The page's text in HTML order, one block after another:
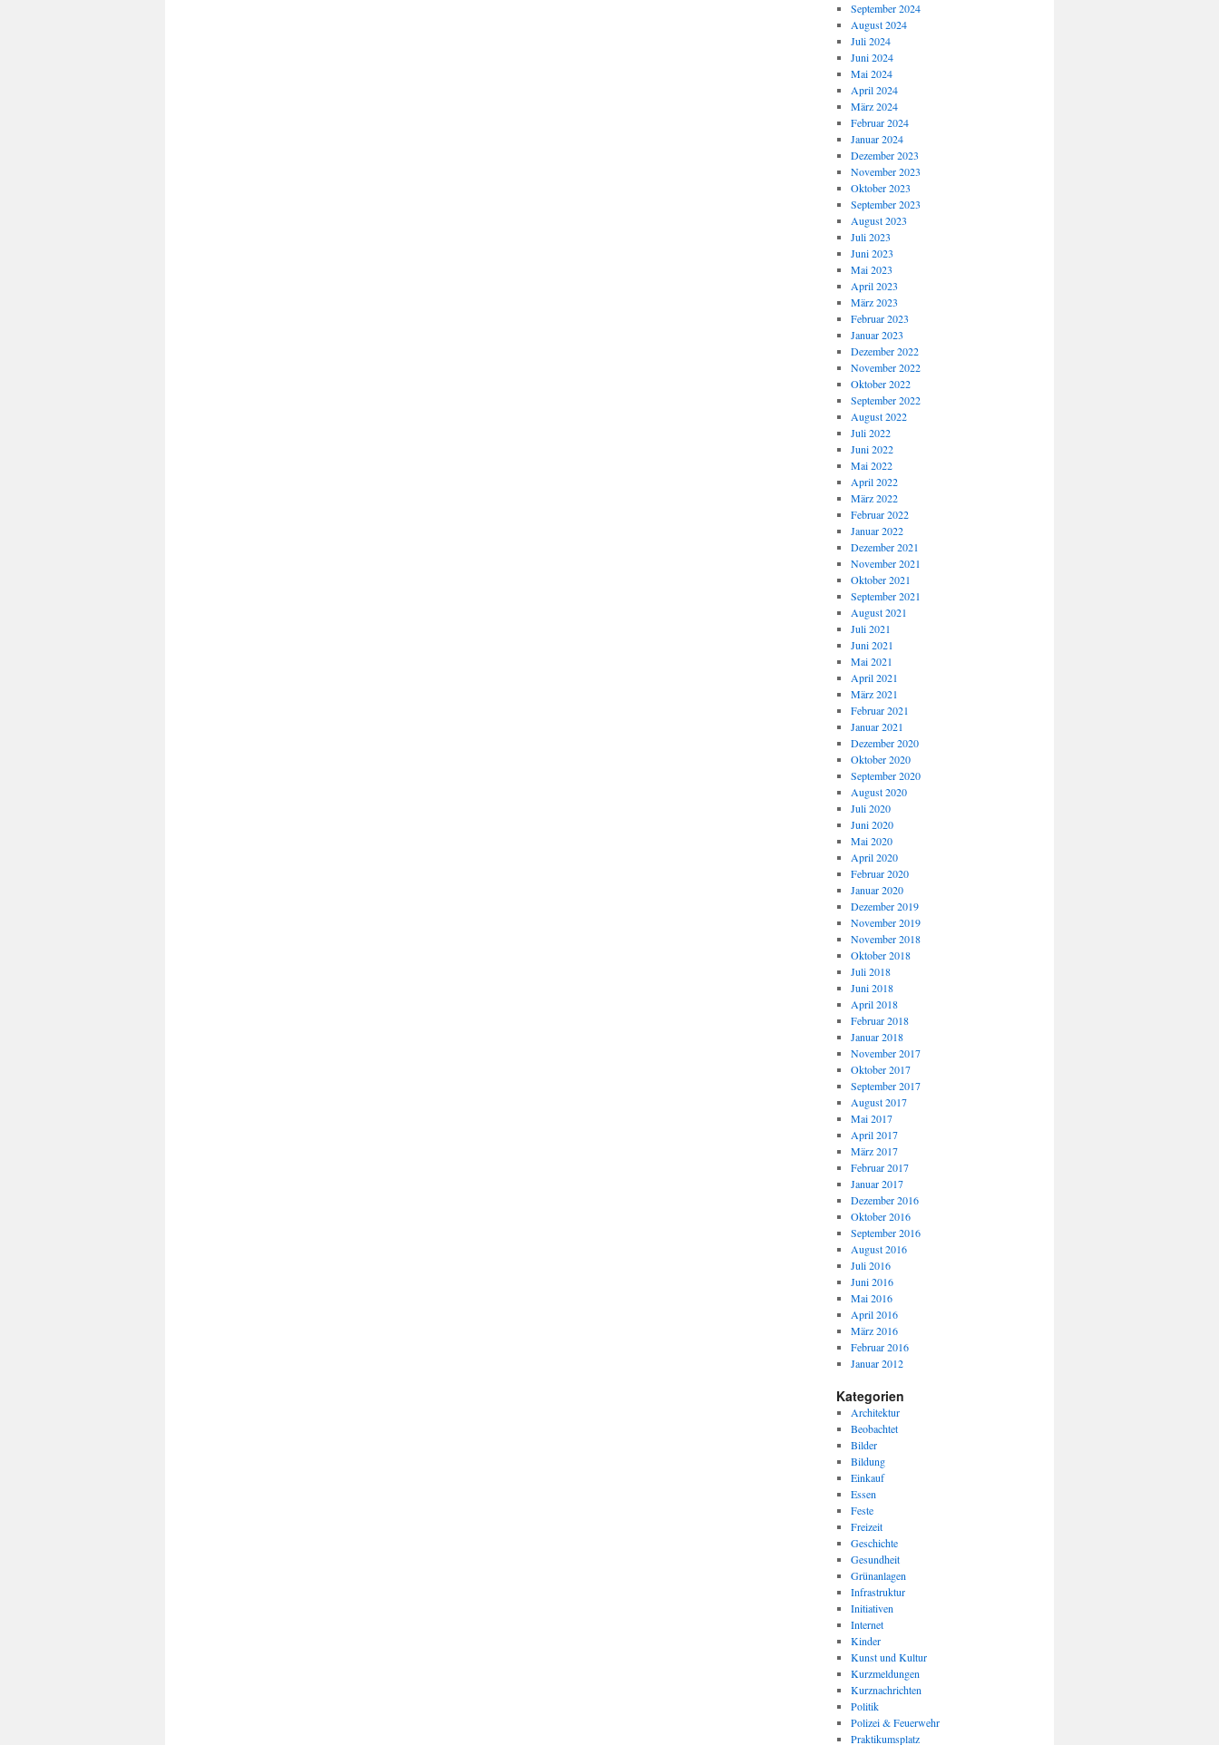
September 2024
August 2024
Juli 2024
Juni 2024
Mai 2024
April 2024
März 2024
Februar 2024
Januar 2024
Dezember 2023
November 2023
Oktober 2023
September 2023
August 2023
Juli 2023
Juni 2023
Mai 2023
April 2023
März 2023
Februar 2023
Januar 2023
Dezember 2022
November 2022
Oktober 2022
September 2022
August 2022
Juli 2022
Juni 2022
Mai 2022
April 2022
März 2022
Februar 2022
Januar 2022
Dezember 2021
November 2021
Oktober 2021
September 2021
August 2021
Juli 2021
Juni 2021
Mai 2021
April 2021
März 2021
Februar 2021
Januar 2021
Dezember 2020
Oktober 2020
September 2020
August 2020
Juli 2020
Juni 2020
Mai 2020
April 2020
Februar 2020
Januar 2020
Dezember 2019
November 2019
November 2018
Oktober 2018
Juli 2018
Juni 2018
April 2018
Februar 2018
Januar 2018
November 2017
Oktober 2017
September 2017
August 2017
Mai 2017
April 2017
März 2017
Februar 2017
Januar 2017
Dezember 2016
Oktober 2016
September 2016
August 2016
Juli 2016
Juni 2016
Mai 2016
April 2016
März 2016
Februar 2016
Januar 2012
Kategorien
Architektur
Beobachtet
Bilder
Bildung
Einkauf
Essen
Feste
Freizeit
Geschichte
Gesundheit
Grünanlagen
Infrastruktur
Initiativen
Internet
Kinder
Kunst und Kultur
Kurzmeldungen
Kurznachrichten
Politik
Polizei & Feuerwehr
Praktikumsplatz